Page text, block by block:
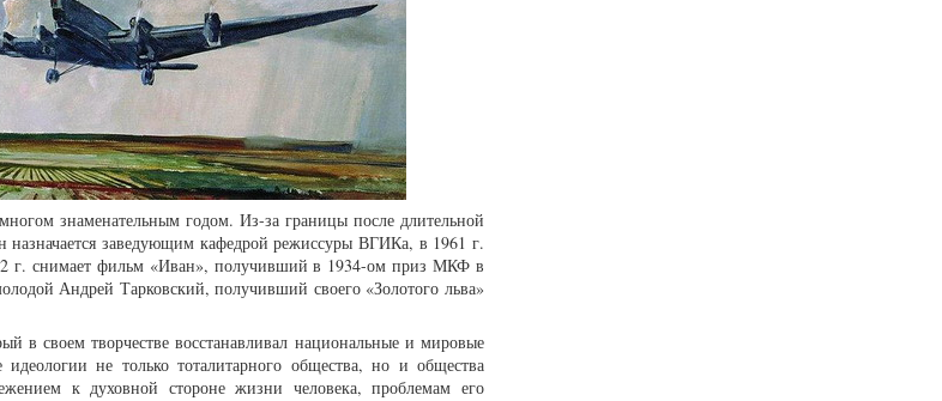
знаменательным годом. Из-за границы после длительной
заведующим кафедрой режиссуры ВГИКа, в 1961 г.
г. снимает фильм «Иван», получивший в 1934-ом приз МКФ в
Андрей Тарковский, получивший своего «Золотого льва»
в своем творчестве восстанавливал национальные и мировые
не только тоталитарного общества, но и общества
к духовной стороне жизни человека, проблемам его